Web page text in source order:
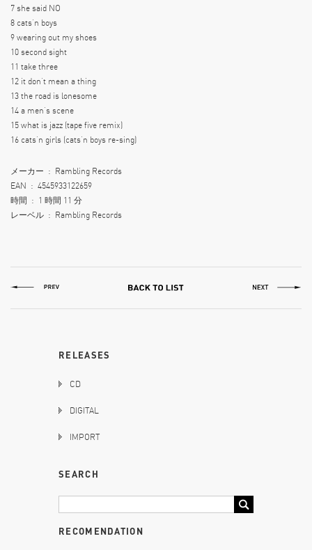
7 she said NO
8 cats’n boys
9 wearing out my shoes
10 second sight
11 take three
12 it don’t mean a thing
13 the road is lonesome
14 a men’s scene
15 what is jazz (tape five remix)
16 cats’n girls (cats’n boys re-sing)
メーカー ‏ : ‎ Rambling Records
EAN ‏ : ‎ 4545933122659
時間 ‏ : ‎ 1 時間 11 分
レーベル ‏ : ‎ Rambling Records
RELEASES
CD
DIGITAL
IMPORT
SEARCH
RECOMENDATION